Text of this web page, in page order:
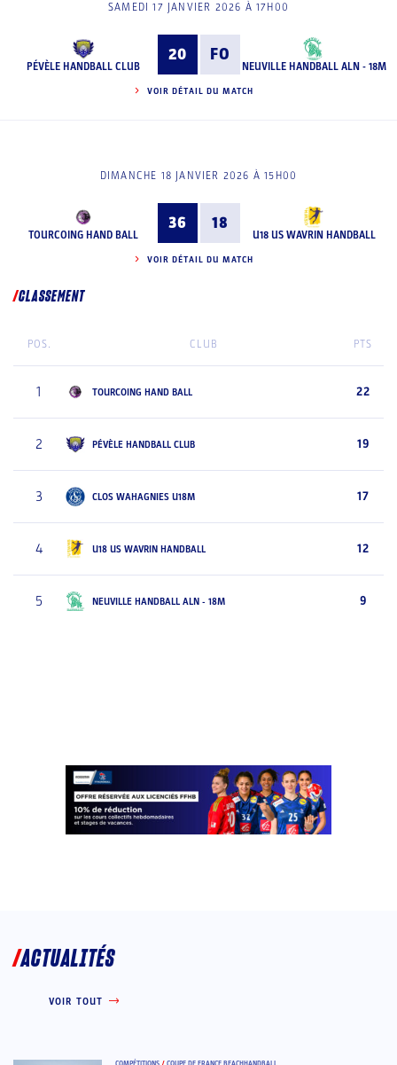
SAMEDI 17 JANVIER 2026 À 17H00
PÉVÈLE HANDBALL CLUB
20 FO
NEUVILLE HANDBALL ALN - 18M
VOIR DÉTAIL DU MATCH
DIMANCHE 18 JANVIER 2026 À 15H00
TOURCOING HAND BALL
36 18
U18 US WAVRIN HANDBALL
VOIR DÉTAIL DU MATCH
CLASSEMENT
POS. CLUB PTS
1 TOURCOING HAND BALL 22
2 PÉVÈLE HANDBALL CLUB 19
3 CLOS WAHAGNIES U18M 17
4 U18 US WAVRIN HANDBALL 12
5 NEUVILLE HANDBALL ALN - 18M 9
ACTUALITÉS
VOIR TOUT